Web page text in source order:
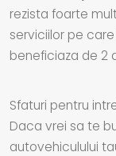
rezista foarte
serviciilor pe
beneficiaza de 2
Sfaturi pentru
Daca vrei sa te
autovehiculului